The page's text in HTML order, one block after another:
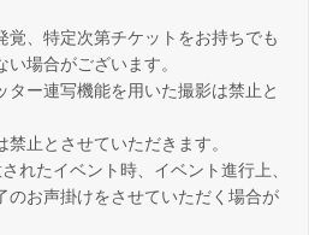
覚、特定次第チケットをお持ちでも
場合がございます。
ター連写機能を用いた撮影は禁止と
禁止とさせていただきます。
れたイベント時、イベント進行上、
のお声掛けをさせていただく場合が